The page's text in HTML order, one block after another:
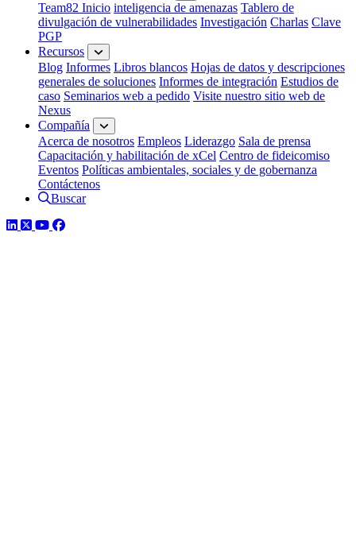
Team82 Inicio inteligencia de amenazas Tablero de
divulgación de vulnerabilidades Investigación Charlas Clave
PGP
Recursos
Blog Informes Libros blancos Hojas de datos y descripciones
generales de soluciones Informes de integración Estudios de
caso Seminarios web a pedido Visite nuestro sitio web de
Nexus
Compañía
Acerca de nosotros Empleos Liderazgo Sala de prensa
Capacitación y habilitación de xCel Centro de fideicomiso
Eventos Políticas ambientales, sociales y de gobernanza
Contáctenos
Buscar
LinkedIn
TwitterYouTube
Facebook